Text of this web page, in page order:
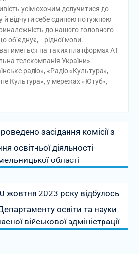
усім охочим долучитися до
й відчути себе єдиною потужною
до нашого головного
об’єднує,– рідної мови.
на таких платформах АТ
телекомпанія України»:
радіо», «Радіо «Культура»,
Культура», у мережах «Ютуб»,
засідання комісії з
освітньої діяльності
області
жовтня 2023 року відбулось
освіти та науки
військової адміністрації